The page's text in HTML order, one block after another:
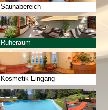
Saunabereich
Ruheraum
Kosmetik Eingang